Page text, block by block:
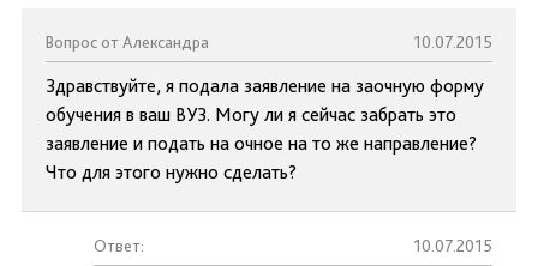
Вопрос от Александра 10.07.2015
Здравствуйте, я подала заявление на заочную форму
обучения в ваш ВУЗ. Могу ли я сейчас забрать это
заявление и подать на очное на то же направление?
Что для этого нужно сделать?
Ответ: 10.07.2015